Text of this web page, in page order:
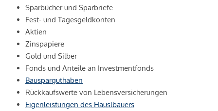
Sparbücher und Sparbriefe
Fest- und Tagesgeldkonten
Aktien
Zinspapiere
Gold und Silber
Fonds und Anteile an Investmentfonds
Bausparguthaben
Rückkaufswerte von Lebensversicherungen
Eigenleistungen des Häuslbauers